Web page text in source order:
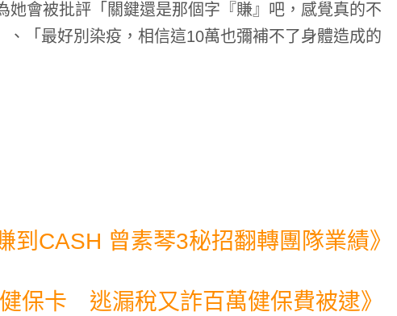
她會被批評「關鍵還是那個字『賺』吧，感覺真的不
「最好別染疫，相信這10萬也彌補不了身體造成的
到CASH 曾素琴3秘招翻轉團隊業績》
保卡 逃漏稅又詐百萬健保費被逮》